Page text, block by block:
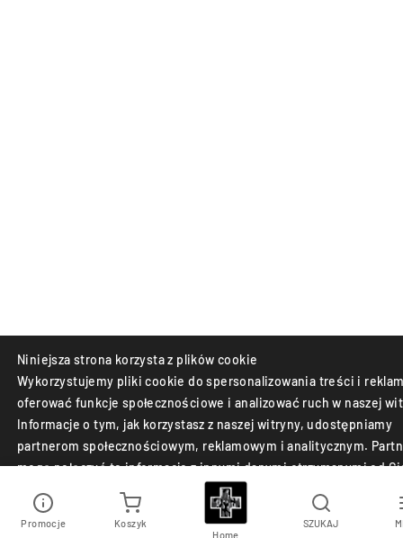
Promocje
Koszyk
Home
SZUKAJ
Niniejsza strona korzysta z plików cookie
Wykorzystujemy pliki cookie do spersonalizowania treści i
oferować funkcje społecznościowe i analizować ruch w naszej
Informacje o tym, jak korzystasz z naszej witryny, udostępniamy
partnerom społecznościowym, reklamowym i analitycznym.
mogą połączyć te informacje z innymi danymi otrzymanymi od
lub uzyskanymi podczas korzystania z ich usług.
Akceptuj Odrzuć